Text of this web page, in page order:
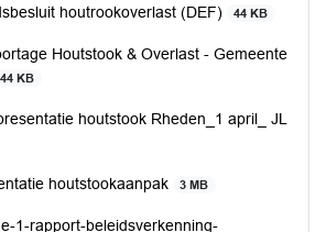
houtrookoverlast (DEF) 44 KB
Houtstook & Overlast - Gemeente
KB
houtstook Rheden_1 april_ JL
houtstookaanpak 3 MB
1-rapport-beleidsverkenning-